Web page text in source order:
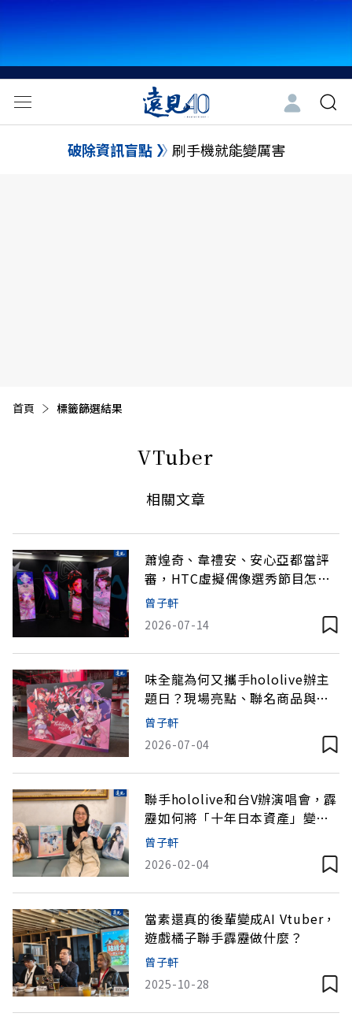
破除資訊盲點 刷手機就能變厲害
首頁 目前頁面：
標籤篩選結果
VTuber
相關文章
蕭煌奇、韋禮安、安心亞都當評
審，HTC虛擬偶像選秀節目怎麼
做？
曾子軒
2026-07-14
味全龍為何又攜手hololive辦主
題日？現場亮點、聯名商品與球
團專訪一次看
曾子軒
2026-07-04
聯手hololive和台V辦演唱會，霹
靂如何將「十年日本資產」變
現？
曾子軒
2026-02-04
當素還真的後輩變成AI Vtuber，
遊戲橘子聯手霹靂做什麼？
曾子軒
2025-10-28